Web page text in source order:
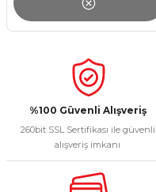
%100 Güvenli Alışveriş
260bit SSL Sertifikası ile güvenli
alışveriş imkanı